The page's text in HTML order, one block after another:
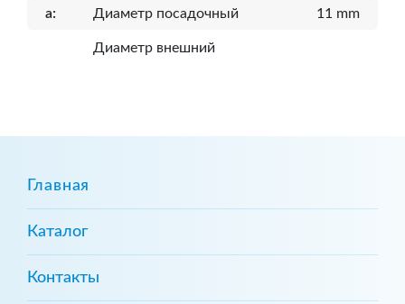
a: Диаметр посадочный 11 mm
Диаметр внешний
Главная
Каталог
Контакты